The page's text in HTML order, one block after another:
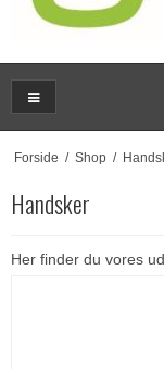
Forside / Shop /
Handsker
Her finder du vores